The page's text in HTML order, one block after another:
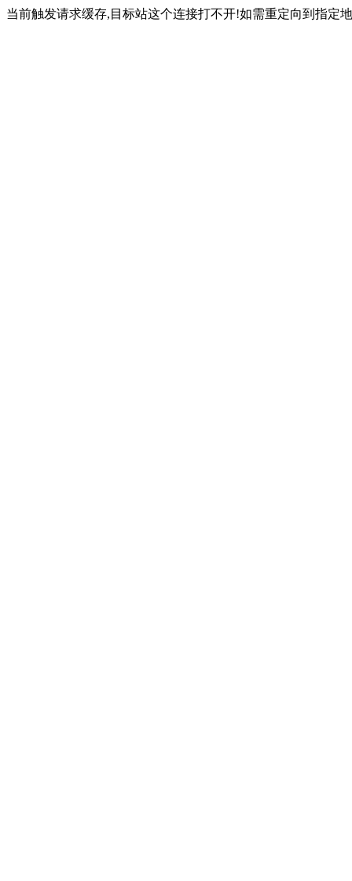
当前触发请求缓存,目标站这个连接打不开!如需重定向到指定